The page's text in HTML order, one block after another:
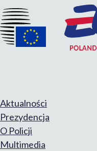
Aktualności
Prezydencja
O Policji
Multimedia